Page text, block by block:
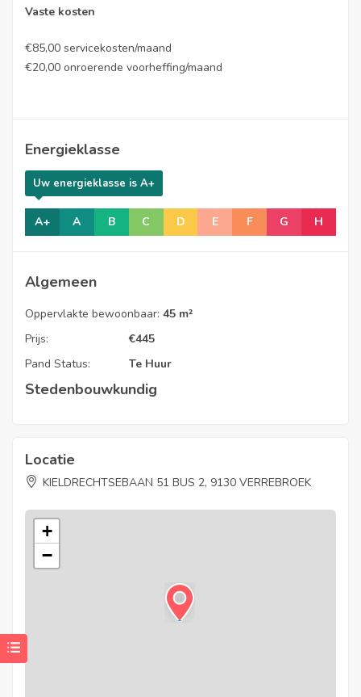
Vaste kosten
€85,00 servicekosten/maand
€20,00 onroerende voorheffing/maand
Energieklasse
A+
Uw energieklasse is A+
A B C D E F G H
Algemeen
Oppervlakte bewoonbaar: 45 m²
Prijs:
€445
Pand Status:
Te Huur
Stedenbouwkundig
Locatie
KIELDRECHTSEBAAN 51 BUS 2, 9130 VERREBROEK
+
−